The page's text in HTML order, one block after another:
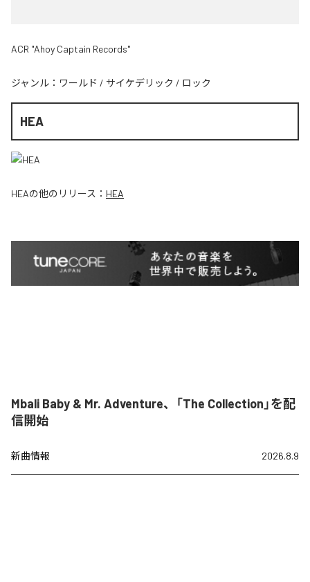
ACR "Ahoy Captain Records"
ジャンル： ワールド / サイケデリック / ロック
HEA
HEAの他のリリース： HEA
Mbali Baby & Mr. Adventure、「The Collection」を配
信開始
新曲情報 2026.8.9